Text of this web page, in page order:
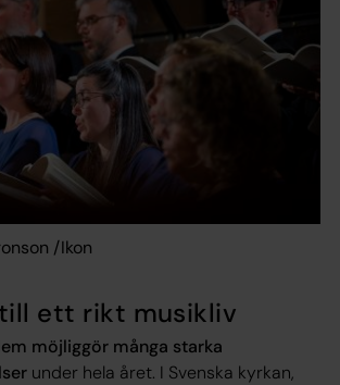
/Ikon
ett rikt musikliv
möjliggör många starka
under hela året. I Svenska kyrkan,